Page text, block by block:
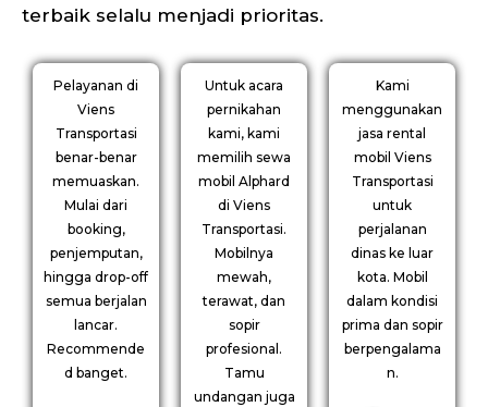
terbaik selalu menjadi prioritas.
Pelayanan di
Viens
Transportasi
benar-benar
memuaskan.
Mulai dari
booking,
penjemputan,
hingga drop-off
semua berjalan
lancar.
Recommende
d banget.
Untuk acara
pernikahan
kami, kami
memilih sewa
mobil Alphard
di Viens
Transportasi.
Mobilnya
mewah,
terawat, dan
sopir
profesional.
Tamu
undangan juga
Kami
menggunakan
jasa rental
mobil Viens
Transportasi
untuk
perjalanan
dinas ke luar
kota. Mobil
dalam kondisi
prima dan sopir
berpengalama
n.